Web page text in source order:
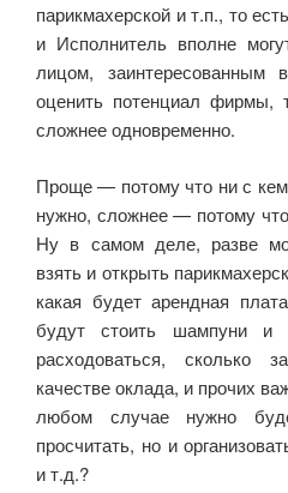
парикмахерской и т.п., то
и Исполнитель вполне
лицом, заинтересованным
оценить потенциал
сложнее одновременно.
Проще — потому что ни с кем
нужно, сложнее — потому
Ну в самом деле, разве
взять и открыть
какая будет арендная
будут стоить шампуни и
расходоваться, сколько
качестве оклада, и прочих
любом случае нужно
просчитать, но и
и т.д.?